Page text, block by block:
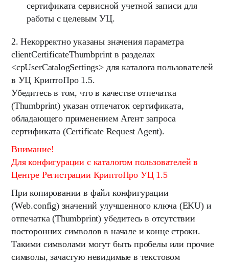
сертификата сервисной учетной записи для
работы с целевым УЦ.
2. Некорректно указаны значения параметра
clientCertificateThumbprint в разделах
<cpUserCatalogSettings> для каталога пользователей
в УЦ КриптоПро 1.5.
Убедитесь в том, что в качестве отпечатка
(Thumbprint) указан отпечаток сертификата,
обладающего применением Агент запроса
сертификата (Certificate Request Agent).
Внимание!
Для конфигурации с каталогом пользователей в
Центре Регистрации КриптоПро УЦ 1.5
При копировании в файл конфигурации
(Web.config) значений улучшенного ключа (EKU) и
отпечатка (Thumbprint) убедитесь в отсутствии
посторонних символов в начале и конце строки.
Такими символами могут быть пробелы или прочие
символы, зачастую невидимые в текстовом